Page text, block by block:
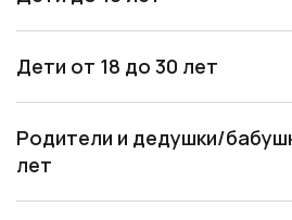
Родители и дедушки/
лет
Пошаговый план